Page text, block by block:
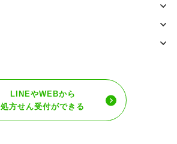
LINEやWEBから
処方せん受付ができる